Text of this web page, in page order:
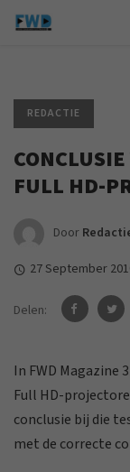
REDACTIE
FULL HD-
Door
27 September
Delen:
In FWD Magazine
Full HD-
conclusie bij die
met de correcte